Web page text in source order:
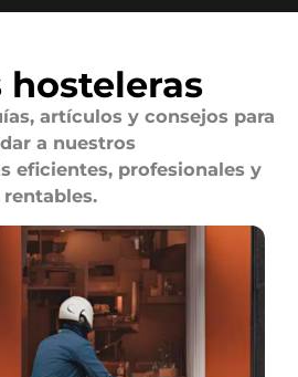
hosteleras
artículos y consejos para
a nuestros
eficientes, profesionales y
rentables.